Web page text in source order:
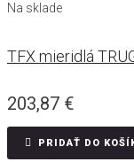
Na sklade
TFX mieridlá
203,87 €
PRIDAŤ DO